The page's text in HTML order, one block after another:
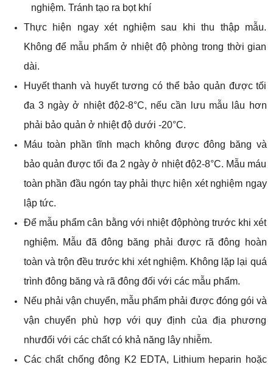
nghiệm. Tránh tạo ra bọt khí
Thực hiện ngay xét nghiệm sau khi thu thập mẫu.
Không để mẫu phẩm ở nhiệt độ phòng trong thời gian
dài.
Huyết thanh và huyết tương có thể bảo quản được tối
đa 3 ngày ở nhiệt độ2-8°C, nếu cần lưu mẫu lâu hơn
phải bảo quản ở nhiệt độ dưới -20°C.
Máu toàn phần tĩnh mạch không được đông băng và
bảo quản được tối đa 2 ngày ở nhiệt độ2-8°C. Mẫu máu
toàn phần đầu ngón tay phải thực hiện xét nghiệm ngay
lập tức.
Để mẫu phẩm cân bằng với nhiệt độphòng trước khi xét
nghiệm. Mẫu đã đông băng phải được rã đông hoàn
toàn và trộn đều trước khi xét nghiệm. Không lặp lại quá
trình đông băng và rã đông đối với các mẫu phẩm.
Nếu phải vận chuyển, mẫu phẩm phải được đóng gói và
vận chuyển phù hợp với quy định của địa phương
nhưđối với các chất có khả năng lây nhiễm.
Các chất chống đông K2 EDTA, Lithium heparin hoặc